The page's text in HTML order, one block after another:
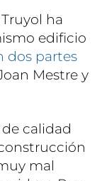
ha
edificio
dos partes
Mestre y
calidad
mal